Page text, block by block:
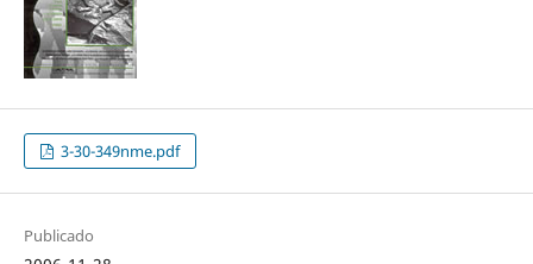
3-30-349nme.pdf
Publicado